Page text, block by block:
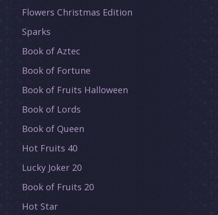
Flowers Christmas Edition
Sparks
Book of Aztec
Book of Fortune
Book of Fruits Halloween
Book of Lords
Book of Queen
Hot Fruits 40
Lucky Joker 20
Book of Fruits 20
Hot Star